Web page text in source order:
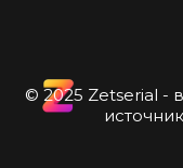
© 2025 Zetserial -